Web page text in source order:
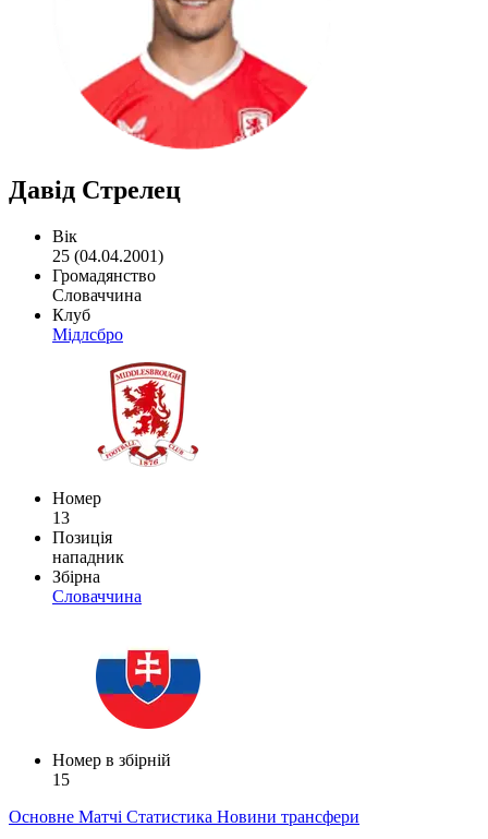
Давід Стрелец
Вік
25 (04.04.2001)
Громадянство
Словаччина
Клуб
Мідлсбро
Номер
13
Позиція
нападник
Збірна
Словаччина
Номер в збірній
15
Основне Матчі Статистика Новини трансфери